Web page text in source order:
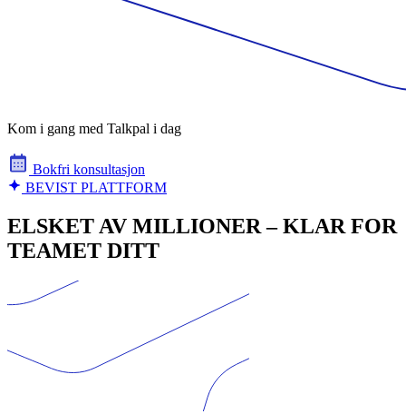
Kom i gang med Talkpal i dag
Bokfri konsultasjon
BEVIST PLATTFORM
ELSKET AV MILLIONER – KLAR FOR
TEAMET DITT